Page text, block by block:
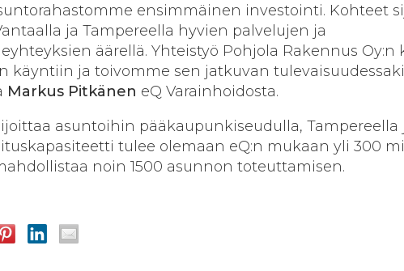
ensimmäinen investointi. Kohteet
ja Tampereella hyvien palvelujen ja
äärellä. Yhteistyö Pohjola Rakennus Oy:n
käyntiin ja toivomme sen jatkuvan
Markus Pitkänen eQ Varainhoidosta.
asuntoihin pääkaupunkiseudulla, Tampereella
tulee olemaan eQ:n mukaan yli 300
noin 1500 asunnon toteuttamisen.